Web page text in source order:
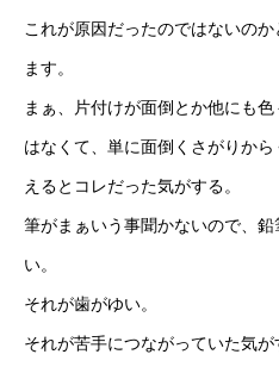
これが原因だったのではないの
ます。
まぁ、片付けが面倒とか他にも
はなくて、単に面倒くさがりか
えるとコレだった気がする。
筆がまぁいう事聞かないので、
い。
それが歯がゆい。
それが苦手につながっていた気が